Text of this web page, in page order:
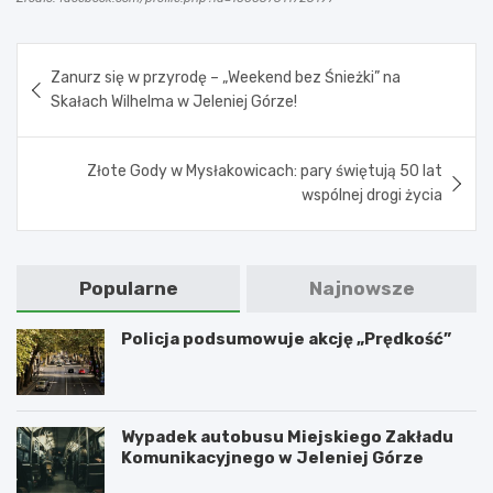
wpisu
Zanurz się w przyrodę – „Weekend bez Śnieżki” na
Skałach Wilhelma w Jeleniej Górze!
Złote Gody w Mysłakowicach: pary świętują 50 lat
wspólnej drogi życia
Popularne Najnowsze
Policja podsumowuje akcję „Prędkość”
Wypadek autobusu Miejskiego Zakładu
Komunikacyjnego w Jeleniej Górze